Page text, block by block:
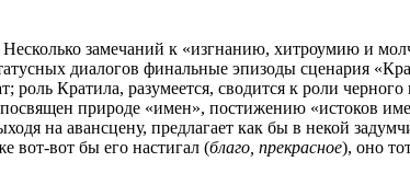
Несколько замечаний к «изгнанию, хитроумию и
диалогов финальные эпизоды сценария
роль Кратила, разумеется, сводится к роли
природе «имен», постижению «истоков
на авансцену, предлагает как бы в некой
вот-вот бы его настигал (благо, прекрасное), оно